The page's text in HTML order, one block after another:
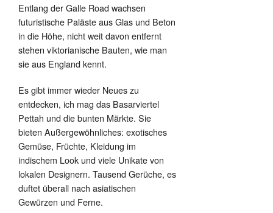
Entlang der Galle Road wachsen
futuristische Paläste aus Glas und Beton
in die Höhe, nicht weit davon entfernt
stehen viktorianische Bauten, wie man
sie aus England kennt.
Es gibt immer wieder Neues zu
entdecken, ich mag das Basarviertel
Pettah und die bunten Märkte. Sie
bieten Außergewöhnliches: exotisches
Gemüse, Früchte, Kleidung im
indischem Look und viele Unikate von
lokalen Designern. Tausend Gerüche, es
duftet überall nach asiatischen
Gewürzen und Ferne.